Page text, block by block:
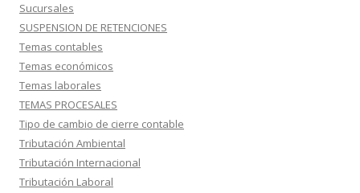
Sucursales
SUSPENSION DE RETENCIONES
Temas contables
Temas económicos
Temas laborales
TEMAS PROCESALES
Tipo de cambio de cierre contable
Tributación Ambiental
Tributación Internacional
Tributación Laboral